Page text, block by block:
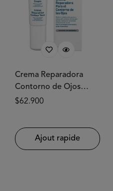
Crema Reparadora
Contorno de Ojos
14ml CERAVE®
Prix
habituel
$62.900
Ajout rapide